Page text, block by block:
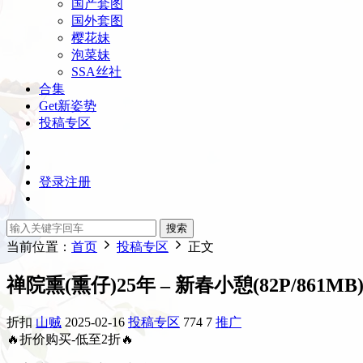
国产套图
国外套图
樱花妹
泡菜妹
SSA丝社
合集
Get新姿势
投稿专区
登录注册
搜索
当前位置： 首页 投稿专区 正文
禅院熏(熏仔)25年 – 新春小憩(82P/861MB)
折扣 山贼 2025-02-16 投稿专区 774 7 推广
🔥折价购买-低至2折🔥